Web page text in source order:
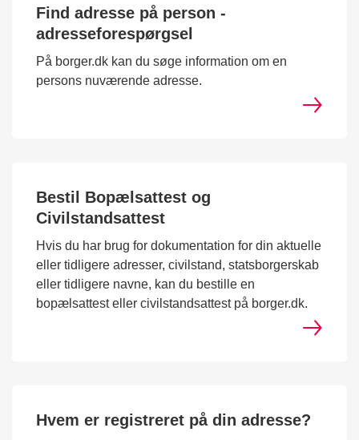
Find adresse på person -
adresseforespørgsel
På borger.dk kan du søge information om en
persons nuværende adresse.
Bestil Bopælsattest og
Civilstandsattest
Hvis du har brug for dokumentation for din aktuelle
eller tidligere adresser, civilstand, statsborgerskab
eller tidligere navne, kan du bestille en
bopælsattest eller civilstandsattest på borger.dk.
Hvem er registreret på din adresse?